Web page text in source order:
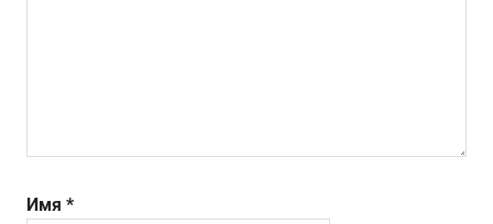
Имя *